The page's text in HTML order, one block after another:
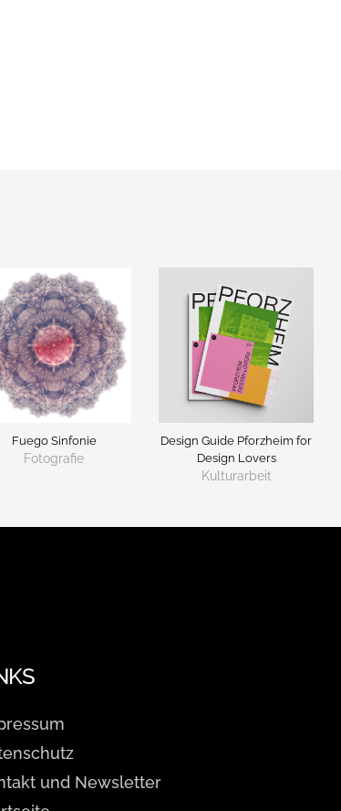
Fuego Sinfonie
Fotografie
Design Guide Pforzheim for
Design Lovers
Kulturarbeit
und Newsletter